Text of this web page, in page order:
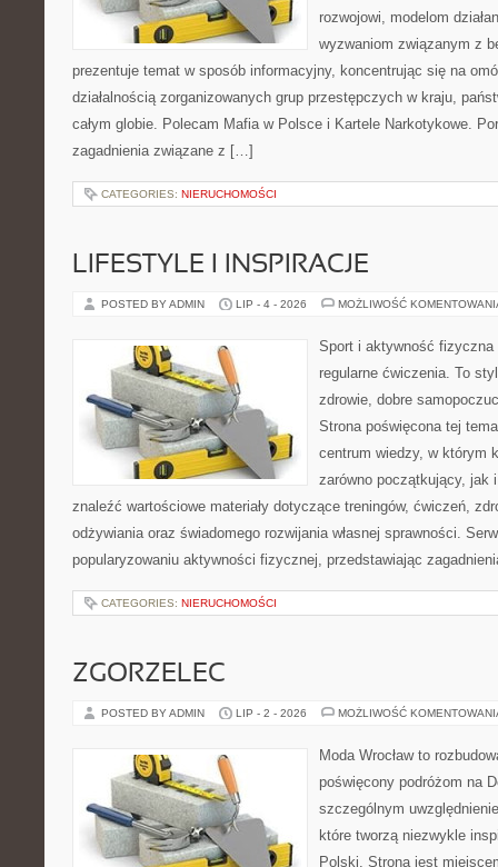
rozwojowi, modelom
wyzwaniom związanym z
prezentuje temat w sposób informacyjny, koncentrując się na
działalnością zorganizowanych grup przestępczych w kraju,
całym globie. Polecam Mafia w Polsce i Kartele Narkotykowe.
zagadnienia związane z […]
CATEGORIES: NIERUCHOMOŚCI
LIFESTYLE I INSPIRACJE
POSTED BY ADMIN LIP - 4 - 2026 MOŻLIWOŚĆ
Sport i aktywność
regularne ćwiczenia. To
zdrowie, dobre
Strona poświęcona tej
centrum wiedzy, w którym
zarówno początkujący, jak
znaleźć wartościowe materiały dotyczące treningów, ćwiczeń,
odżywiania oraz świadomego rozwijania własnej sprawności.
popularyzowaniu aktywności fizycznej, przedstawiając
CATEGORIES: NIERUCHOMOŚCI
ZGORZELEC
POSTED BY ADMIN LIP - 2 - 2026 MOŻLIWOŚĆ
Moda Wrocław to
poświęcony podróżom na
szczególnym
które tworzą niezwykle
Polski. Strona jest